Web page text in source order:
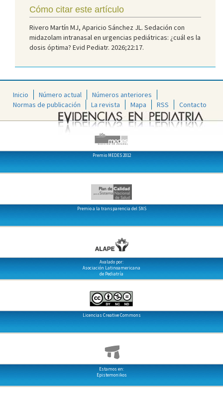
Cómo citar este artículo
Rivero Martín MJ, Aparicio Sánchez JL. Sedación con
midazolam intranasal en urgencias pediátricas: ¿cuál es la
dosis óptima? Evid Pediatr. 2026;22:17.
Inicio Número actual
Números anteriores
Normas de publicación
La revista Mapa RSS Contacto
Premio MEDES 2012
Premio a la transparencia del SNS
Avalado por:
Asociación Latinoamericana
de Pediatría
Licencias Creative Commons
Estamos en:
Epistemonikos